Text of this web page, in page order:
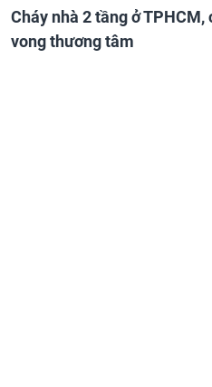
Cháy nhà 2 tầng ở
vong thương tâm